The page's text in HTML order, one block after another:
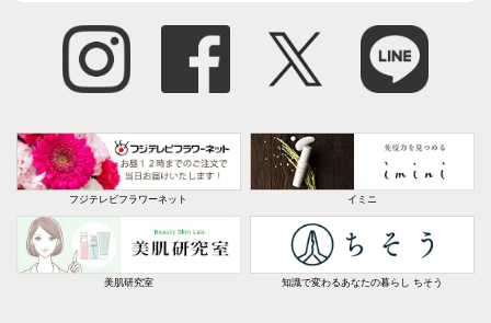
フジテレビフラワーネット イミニ
美肌研究室 知識で変わるあなたの暮らし ちそう